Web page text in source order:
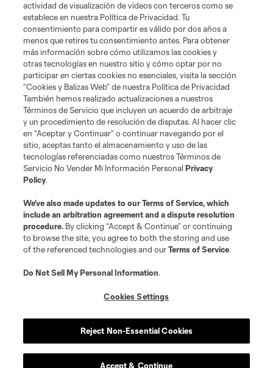
Términos de servicio Política de privacidad
No vender mi información
Cookies Settings
©2026 MLS. El nombre y escudo de la Major League Soccer y MLS son
marcas registradas de League Soccer, L.L.C. (“MLS”). Los nombres y logos
de los equipos de la MLS están registrados y son marcas bajo ley común
de la MLS o son usadas con el permiso de sus propietarios. Uso
desautorizado está prohibido.
actividad de visualización de videos con terceros como se
establece en nuestra Política de Privacidad. Tu
consentimiento para compartir es válido por dos años a
menos que retires tu consentimiento antes. Para obtener
más información sobre cómo utilizamos las cookies y
otras tecnologías en nuestro sitio y cómo optar por no
participar en ciertas cookies no esenciales, visita la sección
“Cookies y Balizas Web” de nuestra Política de Privacidad
También hemos realizado actualizaciones a nuestros
Términos de Servicio que incluyen un acuerdo de arbitraje
y un procedimiento de resolución de disputas. Al hacer clic
en “Aceptar y Continuar” o continuar navegando por el
sitio, aceptas tanto el almacenamiento y uso de las
tecnologías referenciadas como nuestros Términos de
Servicio No Vender Mi Información PersonalPrivacy
Policy.
We’ve also made updates to ourTerms of Service, which
include an arbitration agreement and a dispute resolution
procedure. By clicking “Accept & Continue” or continuing
to browse the site, you agree to both the storing and use
of the referenced technologies and ourTerms of Service.
Do Not Sell My Personal Information.
Cookies Settings
Reject Non-Essential Cookies
Accept & Continue